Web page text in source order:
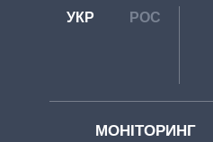
УКР РОС
МОНІТОРИНГ